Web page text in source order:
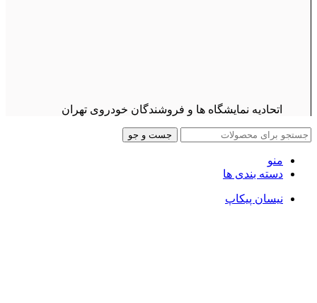
اتحادیه نمایشگاه ها و فروشندگان خودروی تهران
جست و جو
منو
دسته بندی ها
نیسان پیکاپ